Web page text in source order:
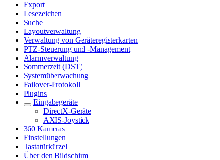
Export
Lesezeichen
Suche
Layoutverwaltung
Verwaltung von Geräteregisterkarten
PTZ-Steuerung und -Management
Alarmverwaltung
Sommerzeit (DST)
Systemüberwachung
Failover-Protokoll
Plugins
Eingabegeräte
DirectX-Geräte
AXIS-Joystick
360 Kameras
Einstellungen
Tastatürkürzel
Über den Bildschirm